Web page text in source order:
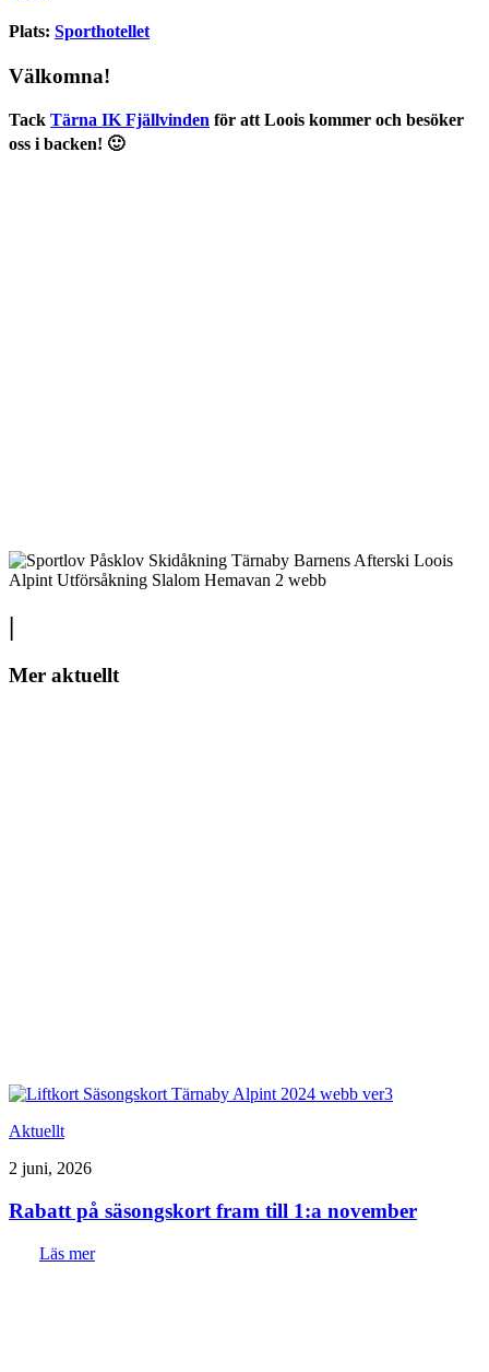
Plats: Sporthotellet
Välkomna!
Tack Tärna IK Fjällvinden för att Loois kommer och besöker
oss i backen! 🙂
|
Mer aktuellt
Aktuellt
2 juni, 2026
Rabatt på säsongskort fram till 1:a november
Läs mer